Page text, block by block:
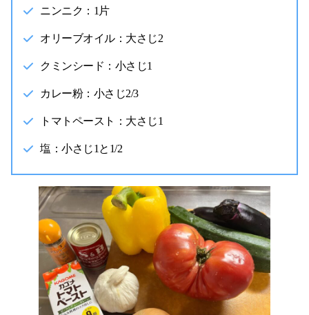
ニンニク：1片
オリーブオイル：大さじ2
クミンシード：小さじ1
カレー粉：小さじ2/3
トマトペースト：大さじ1
塩：小さじ1と1/2